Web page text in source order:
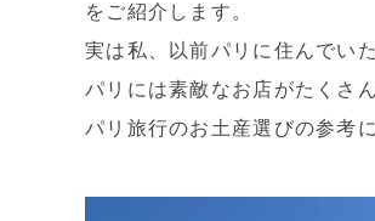
をご紹介します。
実は私、以前パリに住んでい
パリには素敵なお店がたくさ
パリ旅行のお土産選びの参考